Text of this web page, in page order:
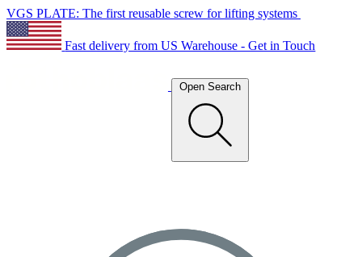
VGS PLATE: The first reusable screw for lifting systems
Fast delivery from US Warehouse - Get in Touch
Open Search